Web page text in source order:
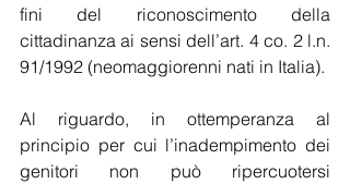
fini del riconoscimento della
cittadinanza ai sensi dell’art. 4 co. 2 l.n.
91/1992 (neomaggiorenni nati in Italia).
Al riguardo, in ottemperanza al
principio per cui l’inadempimento dei
genitori non può ripercuotersi